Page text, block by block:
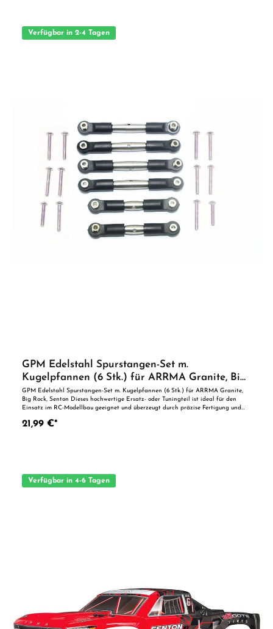
Verfügbar in 2-4 Tagen
GPM Edelstahl Spurstangen-Set m.
Kugelpfannen (6 Stk.) für ARRMA Granite, Big
Rock, Senton
GPM Edelstahl Spurstangen-Set m. Kugelpfannen (6 Stk.) für ARRMA Granite,
Big Rock, Senton Dieses hochwertige Ersatz- oder Tuningteil ist ideal für den
Einsatz im RC-Modellbau geeignet und überzeugt durch präzise Fertigung und
Ersatzteil oder zur technischen Optimierung geeignet. Vorteile auf einen Blick:
21,99 €*
Verfügbar in 4-6 Tagen